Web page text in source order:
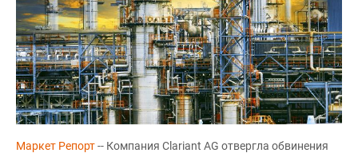
Маркет Репорт-- Компания Clariant AG отвергла обвинения